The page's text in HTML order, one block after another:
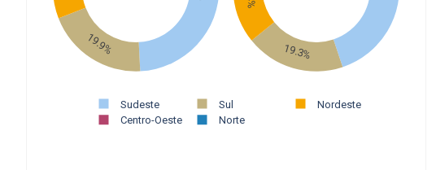
19.9% 19.3%
Sudeste Sul
Nordeste
Centro-Oeste
Norte